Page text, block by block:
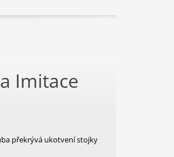
Imitace
překrývá ukotvení stojky